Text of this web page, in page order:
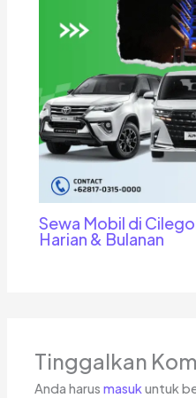
Sewa Mobil di
Harian & Bulanan
Tinggalkan
Anda harusmasuk untuk